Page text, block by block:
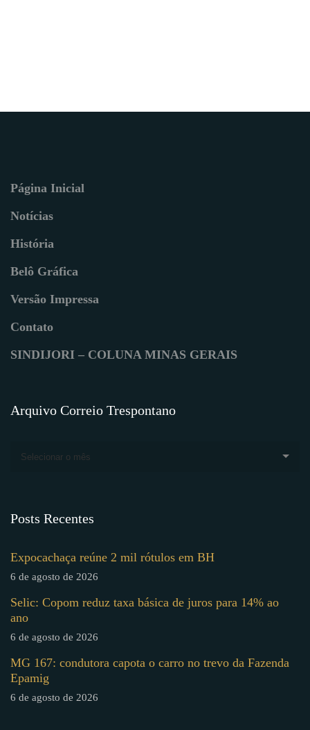
Página Inicial
Notícias
História
Belô Gráfica
Versão Impressa
Contato
SINDIJORI – COLUNA MINAS GERAIS
Arquivo Correio Trespontano
Selecionar o mês
Posts Recentes
Expocachaça reúne 2 mil rótulos em BH
6 de agosto de 2026
Selic: Copom reduz taxa básica de juros para 14% ao
ano
6 de agosto de 2026
MG 167: condutora capota o carro no trevo da Fazenda
Epamig
6 de agosto de 2026